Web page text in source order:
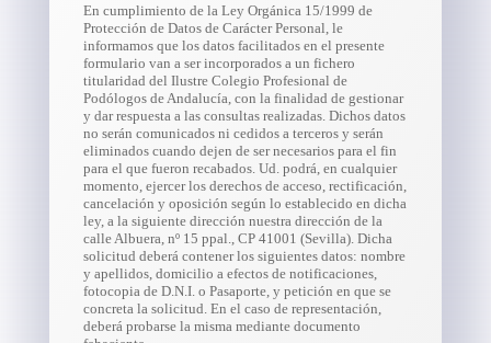
En cumplimiento de la Ley Orgánica 15/1999 de
Protección de Datos de Carácter Personal, le
informamos que los datos facilitados en el presente
formulario van a ser incorporados a un fichero
titularidad del Ilustre Colegio Profesional de
Podólogos de Andalucía, con la finalidad de gestionar
y dar respuesta a las consultas realizadas. Dichos datos
no serán comunicados ni cedidos a terceros y serán
eliminados cuando dejen de ser necesarios para el fin
para el que fueron recabados. Ud. podrá, en cualquier
momento, ejercer los derechos de acceso, rectificación,
cancelación y oposición según lo establecido en dicha
ley, a la siguiente dirección nuestra dirección de la
calle Albuera, nº 15 ppal., CP 41001 (Sevilla). Dicha
solicitud deberá contener los siguientes datos: nombre
y apellidos, domicilio a efectos de notificaciones,
fotocopia de D.N.I. o Pasaporte, y petición en que se
concreta la solicitud. En el caso de representación,
deberá probarse la misma mediante documento